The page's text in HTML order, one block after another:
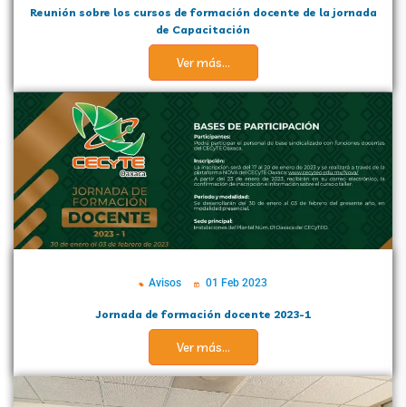
Reunión sobre los cursos de formación docente de la jornada
de Capacitación
Ver más...
Avisos 01 Feb 2023
Jornada de formación docente 2023-1
Ver más...